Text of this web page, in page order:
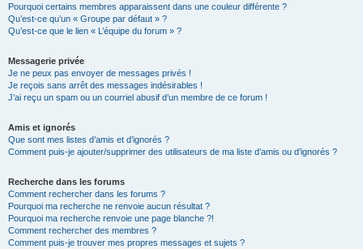
Pourquoi certains membres apparaissent dans une couleur différente ?
Qu’est-ce qu’un « Groupe par défaut » ?
Qu’est-ce que le lien « L’équipe du forum » ?
Messagerie privée
Je ne peux pas envoyer de messages privés !
Je reçois sans arrêt des messages indésirables !
J’ai reçu un spam ou un courriel abusif d’un membre de ce forum !
Amis et ignorés
Que sont mes listes d’amis et d’ignorés ?
Comment puis-je ajouter/supprimer des utilisateurs de ma liste d’amis ou d’ignorés ?
Recherche dans les forums
Comment rechercher dans les forums ?
Pourquoi ma recherche ne renvoie aucun résultat ?
Pourquoi ma recherche renvoie une page blanche ?!
Comment rechercher des membres ?
Comment puis-je trouver mes propres messages et sujets ?